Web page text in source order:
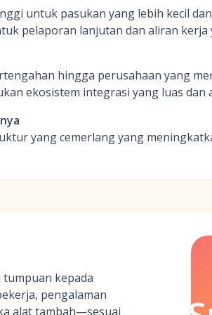
untuk pasukan yang lebih kecil
pelaporan lanjutan dan aliran kerja
hingga perusahaan yang
ekosistem integrasi yang luas dan
yang cemerlang yang
kepada
pengalaman
alat tambah—sesuai